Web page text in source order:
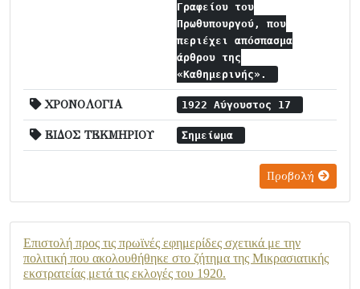
Γραφείου του
Πρωθυπουργού, που
περιέχει απόσπασμα
άρθρου της
«Καθημερινής».
ΧΡΟΝΟΛΟΓΙΑ 1922 Αύγουστος 17
ΕΙΔΟΣ ΤΕΚΜΗΡΙΟΥ Σημείωμα
Προβολή
Επιστολή προς τις πρωϊνές εφημερίδες σχετικά με την
πολιτική που ακολουθήθηκε στο ζήτημα της Μικρασιατικής
εκστρατείας μετά τις εκλογές του 1920.